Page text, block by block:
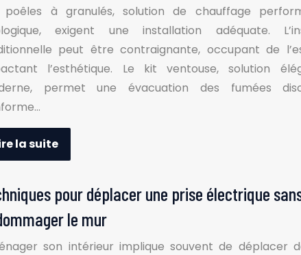
poêles à granulés, solution de chauffage
exigent une installation adéquate.
peut être contraignante, occupant de
l’esthétique. Le kit ventouse, solution
permet une évacuation des fumées
la suite
pour déplacer une prise électrique
le mur
son intérieur implique souvent de déplacer